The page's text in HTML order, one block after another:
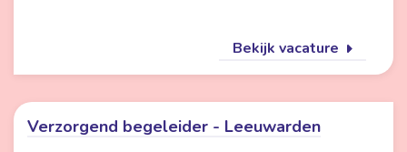
Bekijk vacature
Verzorgend begeleider - Leeuwarden